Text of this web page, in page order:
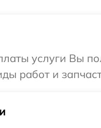
услуги Вы
работ и